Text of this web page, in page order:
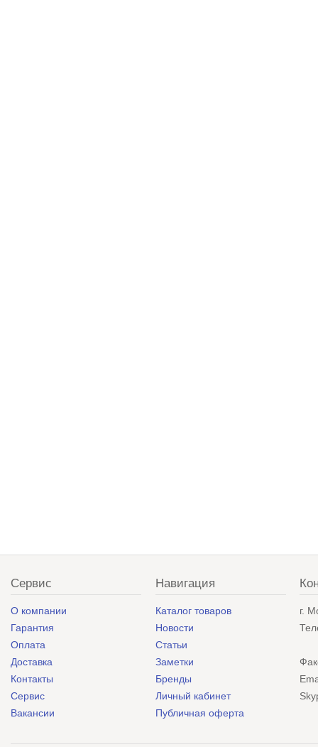
Сервис
О компании
Гарантия
Оплата
Доставка
Контакты
Сервис
Вакансии
Навигация
Каталог товаров
Новости
Статьи
Заметки
Бренды
Личный кабинет
Публичная оферта
г.